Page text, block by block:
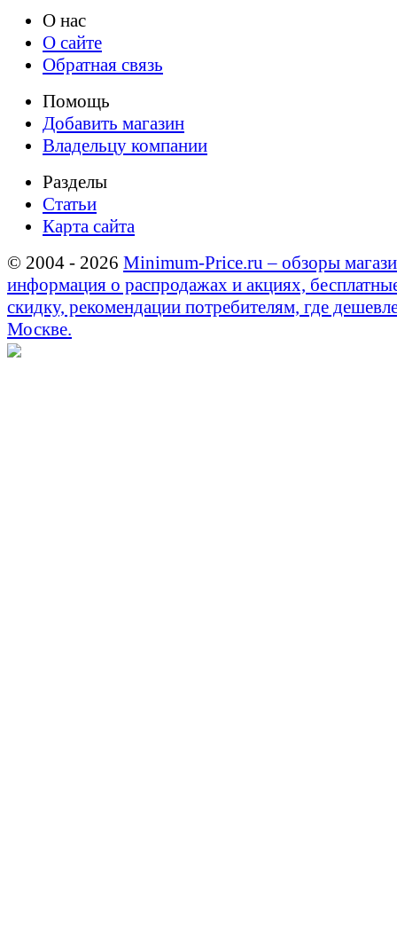
О нас
О сайте
Обратная связь
Помощь
Добавить магазин
Владельцу компании
Разделы
Статьи
Карта сайта
© 2004 - 2026 Minimum-Price.ru – обзоры
информация о распродажах и акциях,
скидку, рекомендации потребителям, где
Москве.